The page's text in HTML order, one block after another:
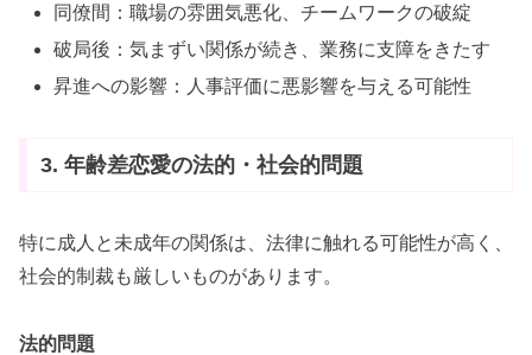
同僚間：職場の雰囲気悪化、チームワークの破綻
破局後：気まずい関係が続き、業務に支障をきたす
昇進への影響：人事評価に悪影響を与える可能性
3. 年齢差恋愛の法的・社会的問題
特に成人と未成年の関係は、法律に触れる可能性が高く、
社会的制裁も厳しいものがあります。
法的問題